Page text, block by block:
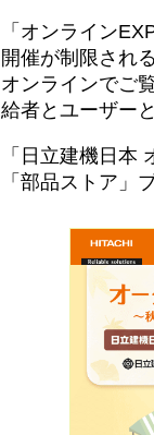
「オンライン
開催が制限され
オンラインでご
給者とユーザー
「日立建機日本
「部品ストア」